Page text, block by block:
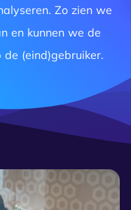
Zo zien we
en kunnen we de
(eind)gebruiker.